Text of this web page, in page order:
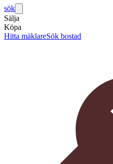
sök
Sälja
Köpa
Hitta mäklareSök bostad